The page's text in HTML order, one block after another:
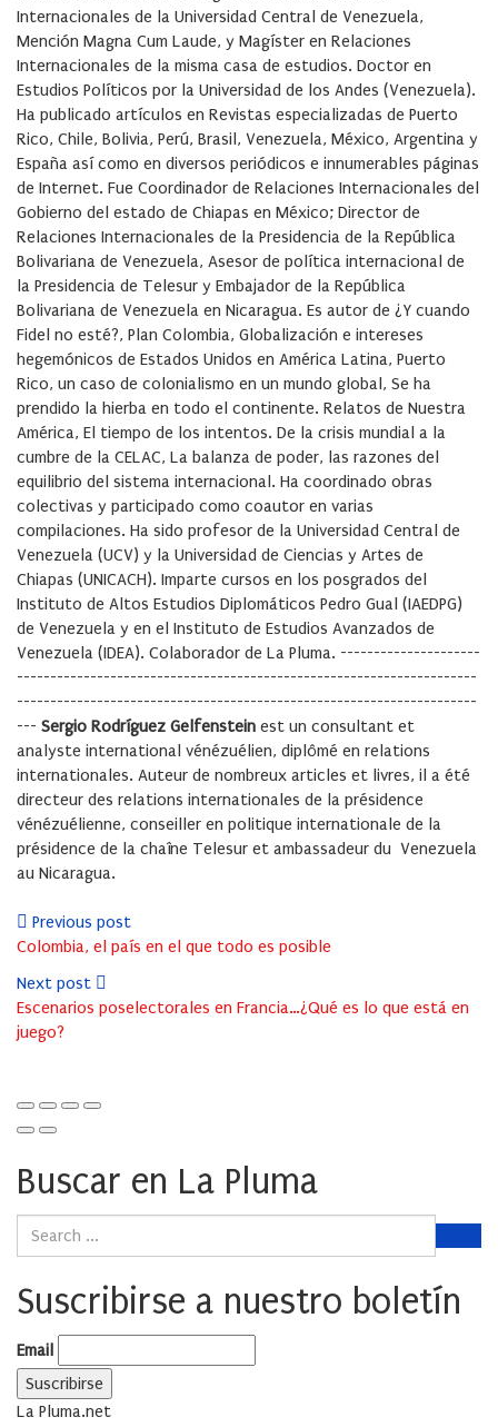
Internacionales de la Universidad Central de Venezuela,
Mención Magna Cum Laude, y Magíster en Relaciones
Internacionales de la misma casa de estudios. Doctor en
Estudios Políticos por la Universidad de los Andes (Venezuela).
Ha publicado artículos en Revistas especializadas de Puerto
Rico, Chile, Bolivia, Perú, Brasil, Venezuela, México, Argentina y
España así como en diversos periódicos e innumerables páginas
de Internet. Fue Coordinador de Relaciones Internacionales del
Gobierno del estado de Chiapas en México; Director de
Relaciones Internacionales de la Presidencia de la República
Bolivariana de Venezuela, Asesor de política internacional de
la Presidencia de Telesur y Embajador de la República
Bolivariana de Venezuela en Nicaragua. Es autor de ¿Y cuando
Fidel no esté?, Plan Colombia, Globalización e intereses
hegemónicos de Estados Unidos en América Latina, Puerto
Rico, un caso de colonialismo en un mundo global, Se ha
prendido la hierba en todo el continente. Relatos de Nuestra
América, El tiempo de los intentos. De la crisis mundial a la
cumbre de la CELAC, La balanza de poder, las razones del
equilibrio del sistema internacional. Ha coordinado obras
colectivas y participado como coautor en varias
compilaciones. Ha sido profesor de la Universidad Central de
Venezuela (UCV) y la Universidad de Ciencias y Artes de
Chiapas (UNICACH). Imparte cursos en los posgrados del
Instituto de Altos Estudios Diplomáticos Pedro Gual (IAEDPG)
de Venezuela y en el Instituto de Estudios Avanzados de
Venezuela (IDEA). Colaborador de La Pluma. ---------------------
---------------------------------------------------------------------
---------------------------------------------------------------------
--- Sergio Rodríguez Gelfenstein est un consultant et
analyste international vénézuélien, diplômé en relations
internationales. Auteur de nombreux articles et livres, il a été
directeur des relations internationales de la présidence
vénézuélienne, conseiller en politique internationale de la
présidence de la chaîne Telesur et ambassadeur du Venezuela
au Nicaragua.
Previous post
Colombia, el país en el que todo es posible
Next post
Escenarios poselectorales en Francia…¿Qué es lo que está en
juego?
Buscar en La Pluma
Suscribirse a nuestro boletín
Email
La Pluma.net